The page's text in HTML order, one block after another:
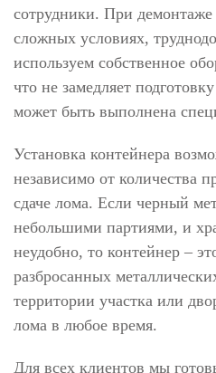
сотрудники. При
сложных условиях,
используем собственное
что не замедляет
может быть выполнена
Установка контейнера
независимо от количества
сдаче лома. Если черный
небольшими партиями, и
неудобно, то контейнер –
разбросанных
территории участка или
лома в любое время.
Для всех клиентов мы